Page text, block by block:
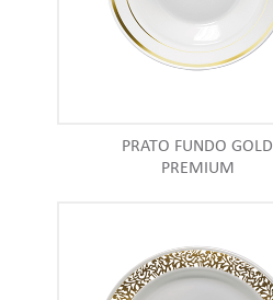
PRATO FUNDO GOLD
PREMIUM